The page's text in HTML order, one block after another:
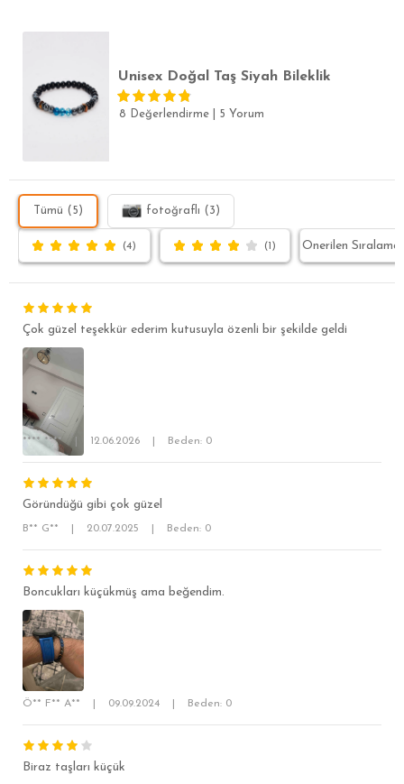
Unisex Doğal Taş Siyah Bileklik
8 Değerlendirme 5 Yorum
Tümü (5) fotoğraflı (3)
(4) (1)
Çok güzel teşekkür ederim kutusuyla özenli bir şekilde geldi
**** **** 12.06.2026 Beden: 0
Göründüğü gibi çok güzel
B** G** 20.07.2025 Beden: 0
Boncukları küçükmüş ama beğendim.
Ö** F** A** 09.09.2024 Beden: 0
Biraz taşları küçük